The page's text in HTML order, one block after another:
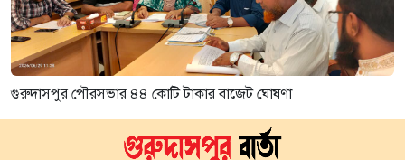
গুরুদাসপুর পৌরসভার ৪৪ কোটি টাকার বাজেট ঘোষণা